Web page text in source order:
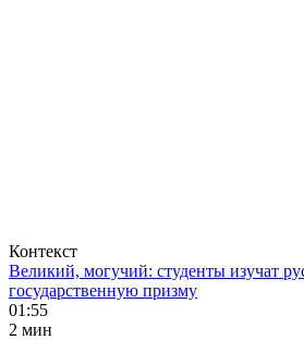
Контекст
Великий, могучий: студенты изучат
государственную призму
01:55
2 мин